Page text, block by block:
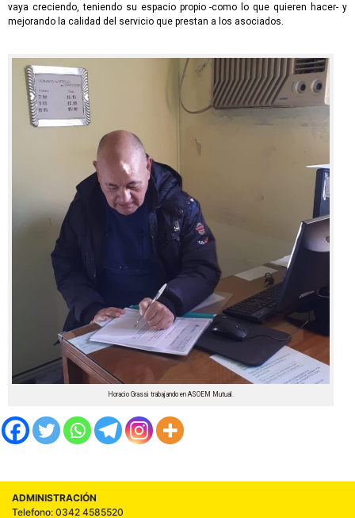
vaya creciendo, teniendo su espacio propio -como lo que quieren hacer- y
mejorando la calidad del servicio que prestan a los asociados.
Horacio Grassi trabajando en ASOEM Mutual.
ADMINISTRACIÓN
Telefono: 0342 4585520